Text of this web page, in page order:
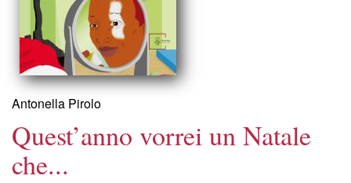
Antonella Pirolo
Quest’anno vorrei un Natale
che...